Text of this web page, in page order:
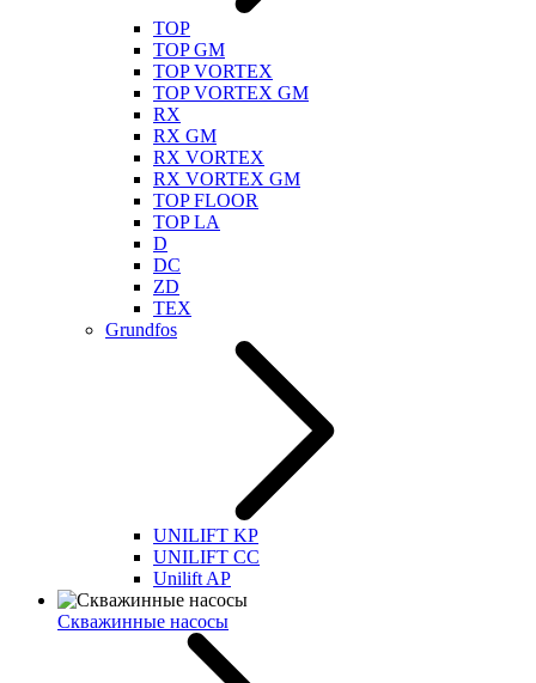
TOP
TOP GM
TOP VORTEX
TOP VORTEX GM
RX
RX GM
RX VORTEX
RX VORTEX GM
TOP FLOOR
TOP LA
D
DC
ZD
TEX
Grundfos
UNILIFT KP
UNILIFT CC
Unilift AP
Скважинные насосы